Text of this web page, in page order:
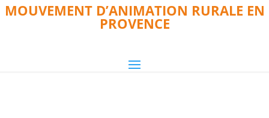
MOUVEMENT D’ANIMATION RURALE EN
PROVENCE